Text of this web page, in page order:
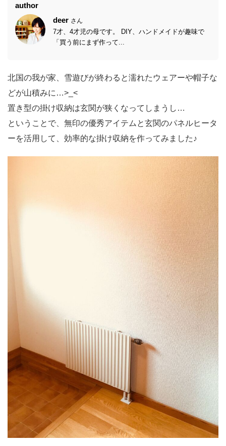
author
deer さん
7才、4才児の母です。 DIY、ハンドメイドが趣味で
「買う前にまず作って...
北国の我が家、雪遊びが終わると濡れたウェアーや帽子な
どが山積みに…>_<
置き型の掛け収納は玄関が狭くなってしまうし…
ということで、無印の優秀アイテムと玄関のパネルヒータ
ーを活用して、効率的な掛け収納を作ってみました♪